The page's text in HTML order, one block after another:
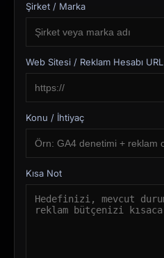
Şirket / Marka
Web Sitesi / Reklam Hesabı URL
Konu / İhtiyaç
Kısa Not